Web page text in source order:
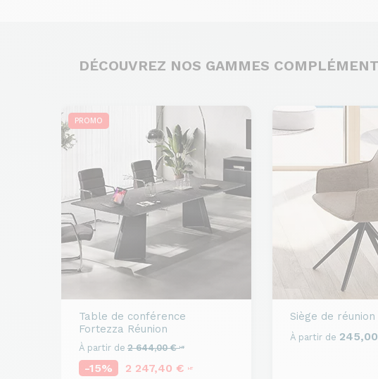
DÉCOUVREZ NOS GAMMES
PROMO
Table de conférence
Fortezza Réunion
À partir de 2 644,00 €HT
-15% 2 247,40 € HT
Siège de réunion
À partir de